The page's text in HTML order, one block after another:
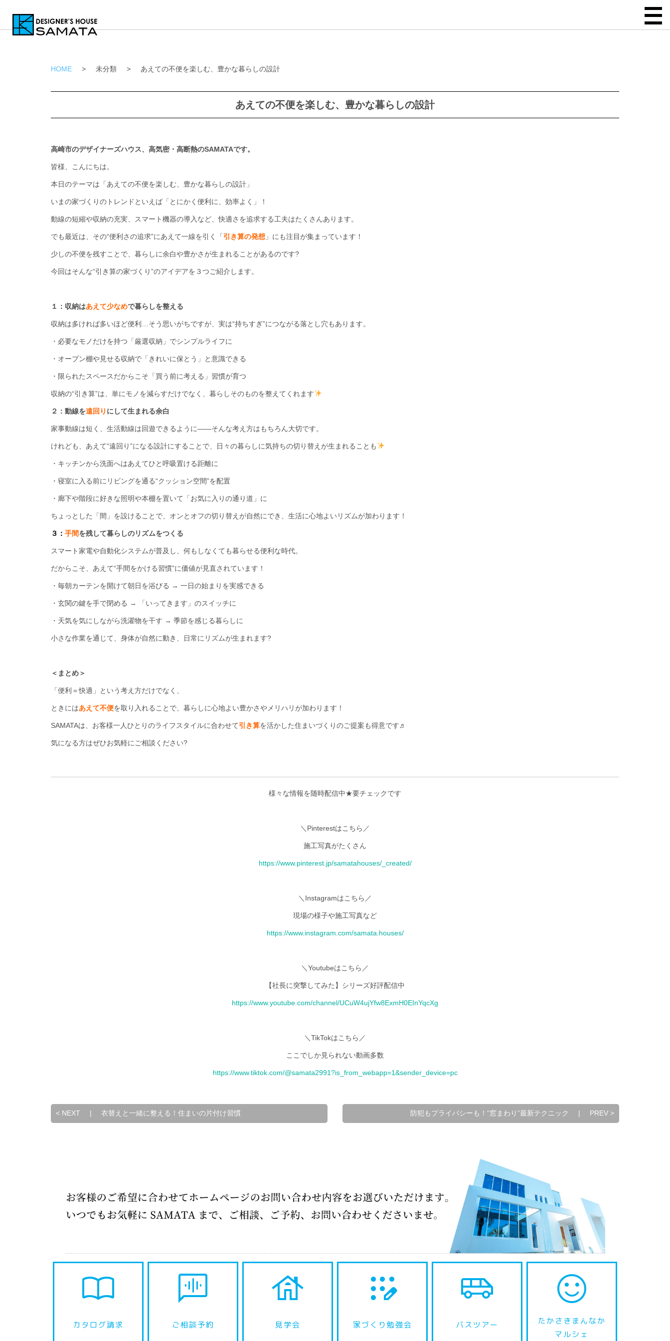
HOME > 未分類 > あえての不便を楽しむ、豊かな暮らしの設計
あえての不便を楽しむ、豊かな暮らしの設計
高崎市のデザイナーズハウス、高気密・高断熱のSAMATAです。
皆様、こんにちは。
本日のテーマは「あえての不便を楽しむ、豊かな暮らしの設計」
いまの家づくりのトレンドといえば「とにかく便利に、効率よく」！
動線の短縮や収納の充実、スマート機器の導入など、快適さを追求する工夫はたくさんあります。
でも最近は、その“便利さの追求”にあえて一線を引く「 引き算の発想 」にも注目が集まっています！
少しの不便を残すことで、暮らしに余白や豊かさが生まれることがあるのです?
今回はそんな“引き算の家づくり”のアイデアを３つご紹介します。
１：収納はあえて少なめで暮らしを整える
収納は多ければ多いほど便利…そう思いがちですが、実は“持ちすぎ”につながる落とし穴もあります。
・必要なモノだけを持つ「厳選収納」でシンプルライフに
・オープン棚や見せる収納で「きれいに保とう」と意識できる
・限られたスペースだからこそ「買う前に考える」習慣が育つ
収納の“引き算”は、単にモノを減らすだけでなく、暮らしそのものを整えてくれます
２：動線を遠回り にして生まれる余白
家事動線は短く、生活動線は回遊できるように――そんな考え方はもちろん大切です。
けれども、あえて“遠回り”になる設計にすることで、日々の暮らしに気持ちの切り替えが生まれることも
・キッチンから洗面へはあえてひと呼吸置ける距離に
・寝室に入る前にリビングを通る“クッション空間”を配置
・廊下や階段に好きな照明や本棚を置いて「お気に入りの通り道」に
ちょっとした「間」を設けることで、オンとオフの切り替えが自然にでき、生活に心地よいリズムが加わります！
３： 手間を残して暮らしのリズムをつくる
スマート家電や自動化システムが普及し、何もしなくても暮らせる便利な時代。
だからこそ、あえて“手間をかける習慣”に価値が見直されています！
・毎朝カーテンを開けて朝日を浴びる → 一日の始まりを実感できる
・玄関の鍵を手で閉める → 「いってきます」のスイッチに
・天気を気にしながら洗濯物を干す → 季節を感じる暮らしに
小さな作業を通じて、身体が自然に動き、日常にリズムが生まれます?
＜まとめ＞
「便利＝快適」という考え方だけでなく、
ときにはあえて不便を取り入れることで、暮らしに心地よい豊かさやメリハリが加わります！
SAMATAは、お客様一人ひとりのライフスタイルに合わせて引き算を活かした住まいづくりのご提案も得意です♬
気になる方はぜひお気軽にご相談ください?
様々な情報を随時配信中★要チェックです
＼Pinterestはこちら／
施工写真がたくさん
https://www.pinterest.jp/samatahouses/_created/
＼Instagramはこちら／
現場の様子や施工写真など
https://www.instagram.com/samata.houses/
＼Youtubeはこちら／
【社長に突撃してみた】シリーズ好評配信中
https://www.youtube.com/channel/UCuW4ujYfw8ExmH0EInYqcXg
＼TikTokはこちら／
ここでしか見られない動画多数
https://www.tiktok.com/@samata2991?is_from_webapp=1&sender_device=pc
< NEXT | 衣替えと一緒に整える！住まいの片付け習慣 防犯もプライバシーも！“窓まわり”最新テクニック | PREV >
import_contacts
カタログ請求
voice_chat
ご相談予約
house
見学会
app_registration
家づくり勉強会
airport_shuttle
バスツアー
sentiment_satisfied
たかさきまんなか
マルシェ